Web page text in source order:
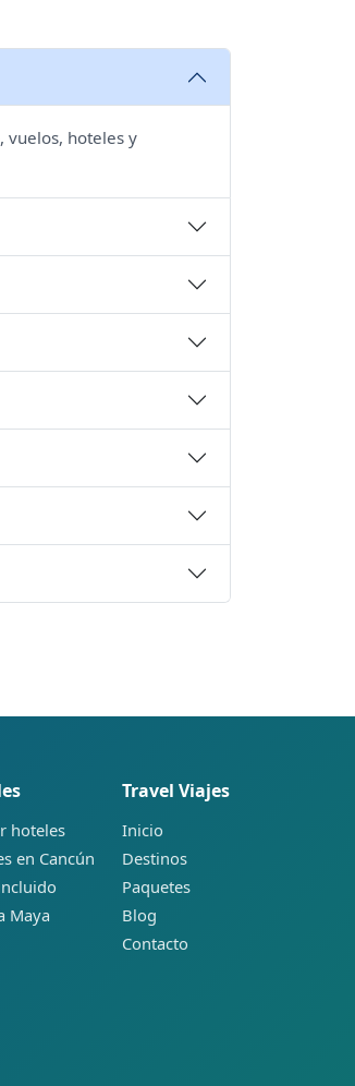
vuelos, hoteles y
hoteles
en Cancún
Maya
Travel Viajes
Inicio
Destinos
Paquetes
Blog
Contacto